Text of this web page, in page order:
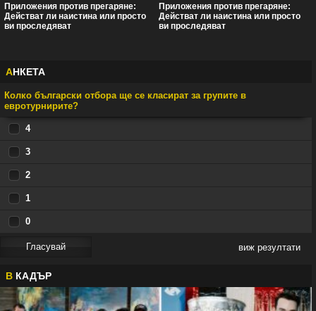
Приложения против прегаряне:
Действат ли наистина или просто
ви проследяват
Приложения против прегаряне:
Действат ли наистина или просто
ви проследяват
АНКЕТА
Колко български отбора ще се класират за групите в
евротурнирите?
4
3
2
1
0
виж резултати
В КАДЪР